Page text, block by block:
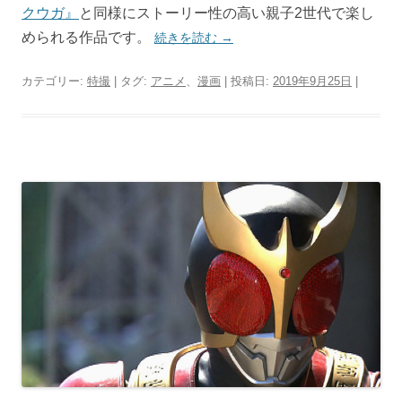
クウガ』
と同様にストーリー性の高い親子2世代で楽し
められる作品です。
続きを読む →
カテゴリー: 特撮 | タグ: アニメ 漫画 | 投稿日: 2019年9月25日